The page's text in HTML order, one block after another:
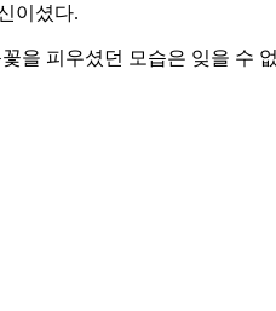
이셨다.
을 피우셨던 모습은 잊을 수